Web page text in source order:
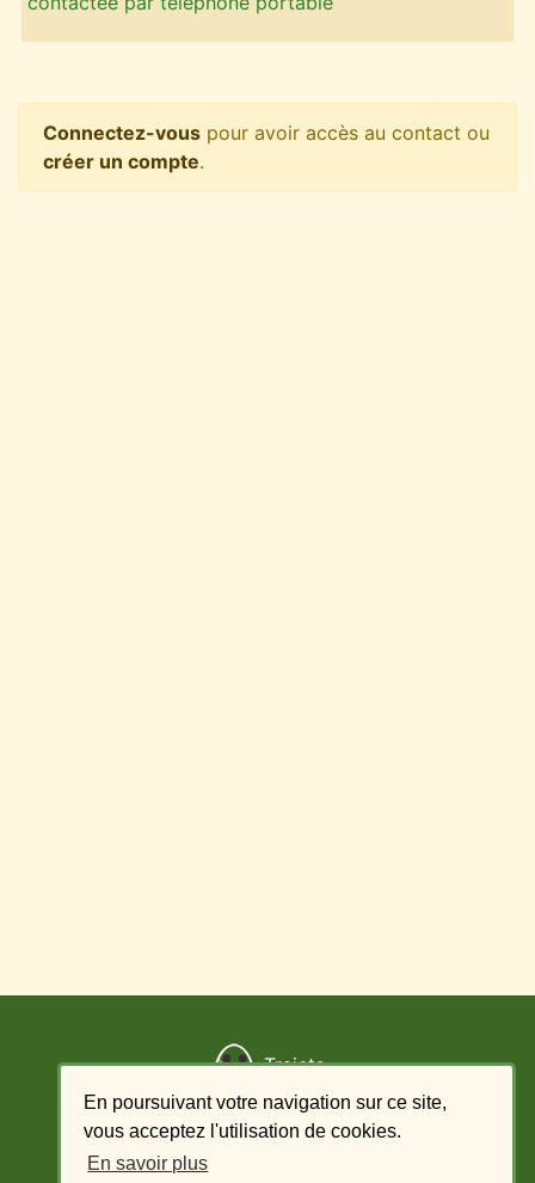
En poursuivant votre navigation sur ce site,
vous acceptez l'utilisation de cookies.
En savoir plus
Connectez-vous pour avoir accès au contact ou
créer un compte.
Trajets
Ajouter un trajet
Liste des offres - conducteur